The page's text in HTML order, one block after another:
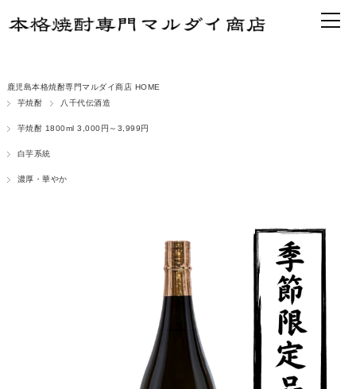
鹿児島本格焼酎専門マルダイ商店 HOME
芋焼酎
八千代伝酒造
芋焼酎 1800ml 3,000円～3,999円
白芋系統
濃厚・華やか